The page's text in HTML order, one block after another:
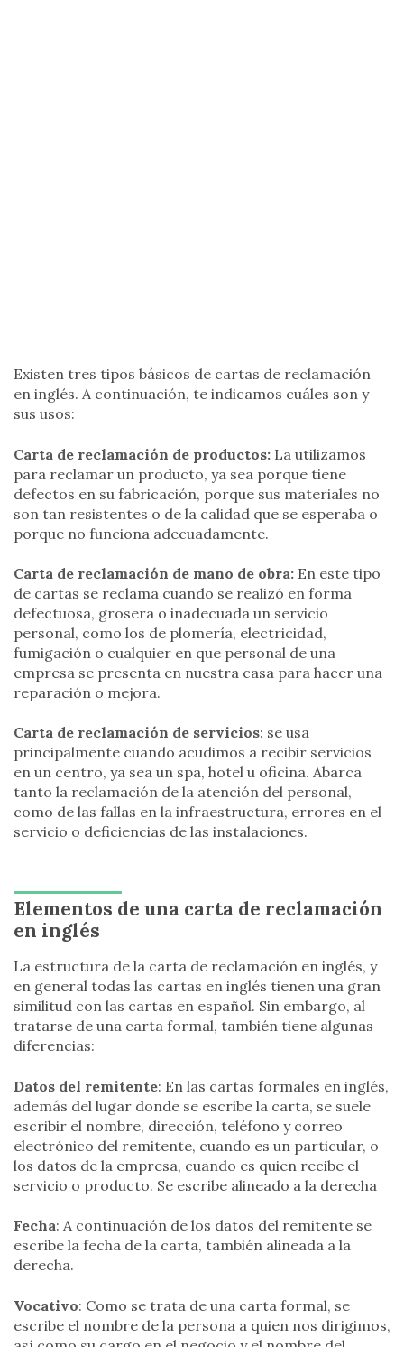
Existen tres tipos básicos de cartas de reclamación
en inglés. A continuación, te indicamos cuáles son y
sus usos:
Carta de reclamación de productos: La utilizamos
para reclamar un producto, ya sea porque tiene
defectos en su fabricación, porque sus materiales no
son tan resistentes o de la calidad que se esperaba o
porque no funciona adecuadamente.
Carta de reclamación de mano de obra: En este tipo
de cartas se reclama cuando se realizó en forma
defectuosa, grosera o inadecuada un servicio
personal, como los de plomería, electricidad,
fumigación o cualquier en que personal de una
empresa se presenta en nuestra casa para hacer una
reparación o mejora.
Carta de reclamación de servicios: se usa
principalmente cuando acudimos a recibir servicios
en un centro, ya sea un spa, hotel u oficina. Abarca
tanto la reclamación de la atención del personal,
como de las fallas en la infraestructura, errores en el
servicio o deficiencias de las instalaciones.
Elementos de una carta de reclamación
en inglés
La estructura de la carta de reclamación en inglés, y
en general todas las cartas en inglés tienen una gran
similitud con las cartas en español. Sin embargo, al
tratarse de una carta formal, también tiene algunas
diferencias:
Datos del remitente: En las cartas formales en inglés,
además del lugar donde se escribe la carta, se suele
escribir el nombre, dirección, teléfono y correo
electrónico del remitente, cuando es un particular, o
los datos de la empresa, cuando es quien recibe el
servicio o producto. Se escribe alineado a la derecha
Fecha: A continuación de los datos del remitente se
escribe la fecha de la carta, también alineada a la
derecha.
Vocativo: Como se trata de una carta formal, se
escribe el nombre de la persona a quien nos dirigimos,